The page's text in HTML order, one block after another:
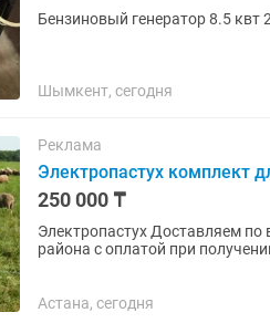
Бензиновый генератор 8.5
Шымкент, сегодня
Реклама
Электропастух комплект
250 000 ₸
Электропастух Доставляем
района с оплатой при
Астана, сегодня